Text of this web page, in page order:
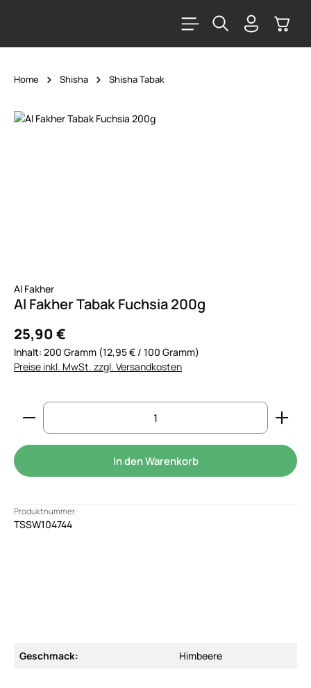
Home Shisha Shisha Tabak
Bildergalerie überspringen
Al Fakher
Al Fakher Tabak Fuchsia 200g
25,90 €
Inhalt: 200 Gramm (12,95 € / 100 Gramm)
Preise inkl. MwSt. zzgl. Versandkosten
Produkt Anzahl: Gib den gewünschten Wert
In den Warenkorb
Produktnummer:
TSSW104744
Geschmack: Himbeere